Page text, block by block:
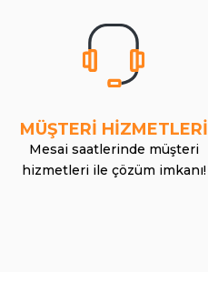
MÜŞTERİ HİZMETLERİ
Mesai saatlerinde müşteri
hizmetleri ile çözüm imkanı!